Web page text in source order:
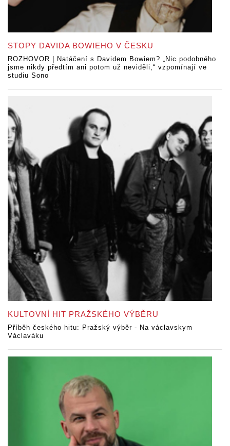
STOPY DAVIDA BOWIEHO V ČESKU
ROZHOVOR | Natáčení s Davidem Bowiem? „Nic podobného
jsme nikdy předtím ani potom už neviděli,“ vzpomínají ve
studiu Sono
KULTOVNÍ HIT PRAŽSKÉHO VÝBĚRU
Příběh českého hitu: Pražský výběr - Na václavskym
Václaváku